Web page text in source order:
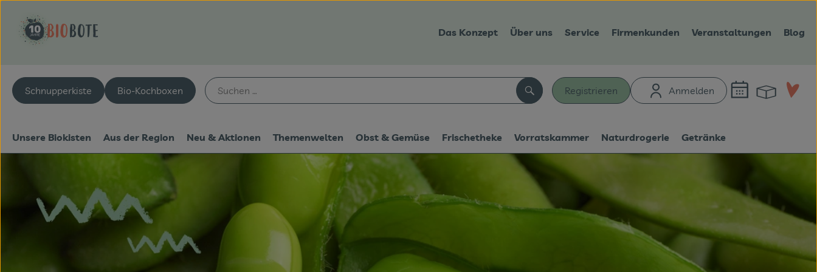
Das Konzept Über uns Service Firmenkunden Veranstaltungen Blog
Registrieren Anmelden
Suchen
Schnupperkiste Bio-Kochboxen
Unsere Biokisten Aus der Region Neu & Aktionen Themenwelten Obst & Gemüse Frischetheke Vorratskammer Naturdrogerie Getränke